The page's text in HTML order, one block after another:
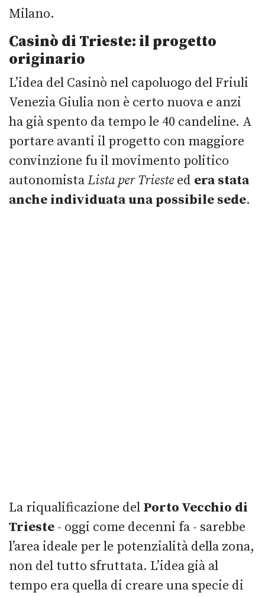
Milano.
Casinò di Trieste: il progetto
originario
L’idea del Casinò nel capoluogo del Friuli
Venezia Giulia non è certo nuova e anzi
ha già spento da tempo le 40 candeline. A
portare avanti il progetto con maggiore
convinzione fu il movimento politico
autonomistaLista per Trieste ed era stata
anche individuata una possibile sede.
La riqualificazione del Porto Vecchio di
Trieste - oggi come decenni fa - sarebbe
l’area ideale per le potenzialità della zona,
non del tutto sfruttata. L’idea già al
tempo era quella di creare una specie di